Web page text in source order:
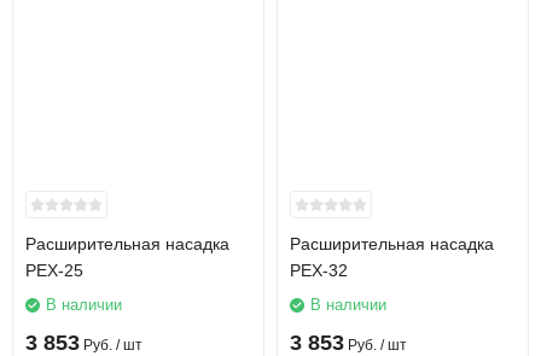
Расширительная насадка
PEX-25
В наличии
3 853 Руб. / шт
Расширительная насадка
PEX-32
В наличии
3 853 Руб. / шт